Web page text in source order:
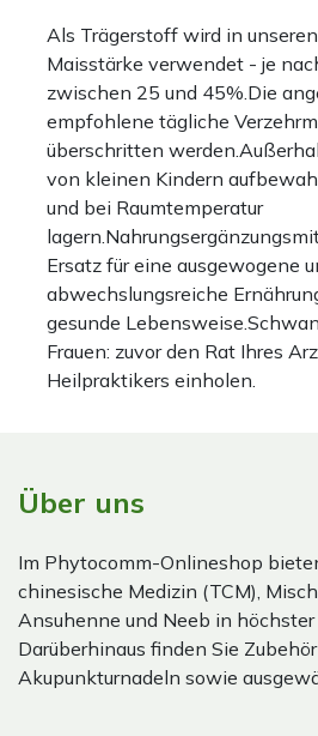
Als Trägerstoff wird in
Maisstärke verwendet - je
zwischen 25 und 45%.Die
empfohlene tägliche
überschritten
von kleinen Kindern
und bei Raumtemperatur
Ersatz für eine ausgewogene
abwechslungsreiche
gesunde
Frauen: zuvor den Rat Ihres
Heilpraktikers einholen.
Über uns
Im Phytocomm-Onlineshop
chinesische Medizin (TCM),
Ansuhenne und Neeb in höchster
Darüberhinaus finden Sie
Akupunkturnadeln sowie